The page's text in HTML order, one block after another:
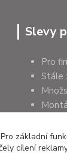
Slevy
Pro
Stále
Pro základní
cílení